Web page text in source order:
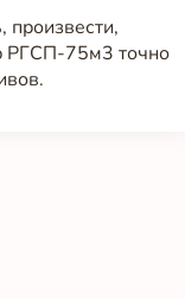
РГСП-75м3 точно